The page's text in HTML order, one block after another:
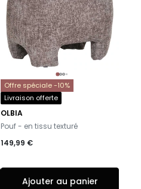
Offre spéciale -10%
Livraison offerte
OLBIA
-
Pouf - en tissu texturé
149,99 €
Ajouter au panier